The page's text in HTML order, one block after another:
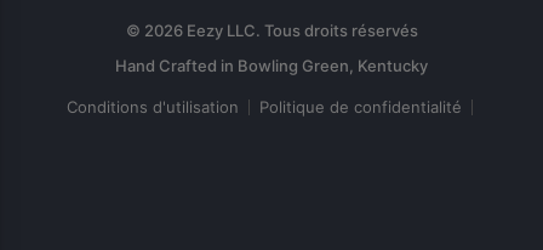
© 2026 Eezy LLC. Tous droits réservés
Conditions d'utilisation Politique de confidentialité